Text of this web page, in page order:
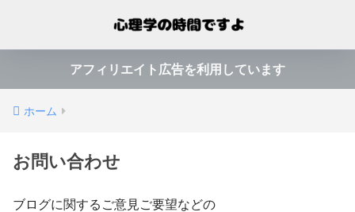
アフィリエイト広告を利用しています
ホーム
お問い合わせ
ブログに関するご意見ご要望などの